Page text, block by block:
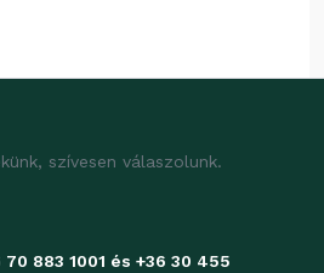
szívesen válaszolunk.
70 883 1001 és +36 30 455